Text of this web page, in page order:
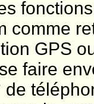
comme
GPS
faire
de